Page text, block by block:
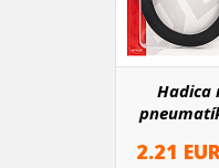
Hadica
2.21